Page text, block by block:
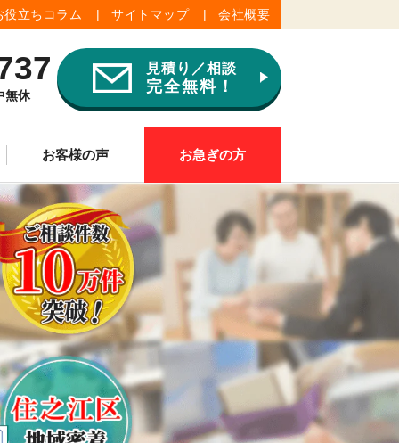
役立ちコラム サイトマップ 会社概要
無休
見積り／相談
完全無料！
ご供養
お客様の声 お急ぎの方